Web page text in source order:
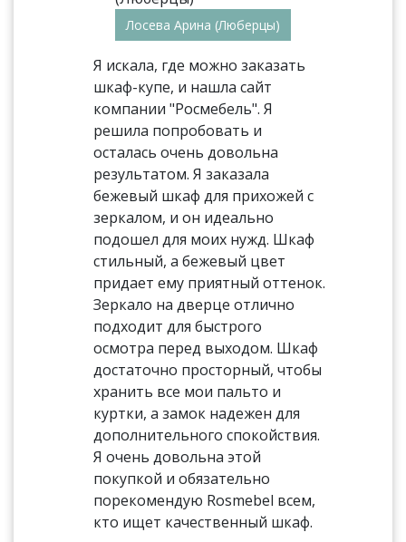
Лосева Арина (Люберцы)
Я искала, где можно заказать
шкаф-купе, и нашла сайт
компании "Росмебель". Я
решила попробовать и
осталась очень довольна
результатом. Я заказала
бежевый шкаф для прихожей с
зеркалом, и он идеально
подошел для моих нужд. Шкаф
стильный, а бежевый цвет
придает ему приятный оттенок.
Зеркало на дверце отлично
подходит для быстрого
осмотра перед выходом. Шкаф
достаточно просторный, чтобы
хранить все мои пальто и
куртки, а замок надежен для
дополнительного спокойствия.
Я очень довольна этой
покупкой и обязательно
порекомендую Rosmebel всем,
кто ищет качественный шкаф.